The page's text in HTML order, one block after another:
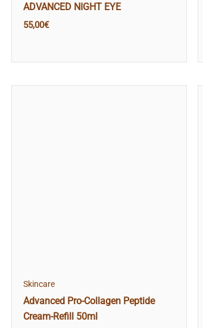
ADVANCED NIGHT EYE
55,00€
Skincare
Advanced Pro-Collagen Peptide
Cream-Refill 50ml